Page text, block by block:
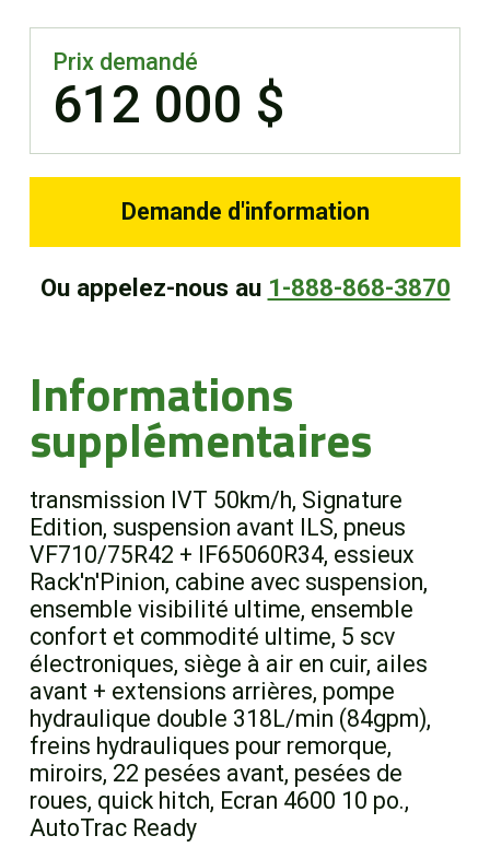
Prix demandé
612 000 $
Demande d'information
Ou appelez-nous au 1-888-868-3870
Informations
supplémentaires
transmission IVT 50km/h, Signature
Edition, suspension avant ILS, pneus
VF710/75R42 + IF65060R34, essieux
Rack'n'Pinion, cabine avec suspension,
ensemble visibilité ultime, ensemble
confort et commodité ultime, 5 scv
électroniques, siège à air en cuir, ailes
avant + extensions arrières, pompe
hydraulique double 318L/min (84gpm),
freins hydrauliques pour remorque,
miroirs, 22 pesées avant, pesées de
roues, quick hitch, Ecran 4600 10 po.,
AutoTrac Ready